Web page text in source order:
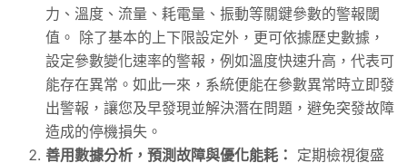
力、溫度、流量、耗電量、振動等關鍵參數的警報閾
值。 除了基本的上下限設定外，更可依據歷史數據，
設定參數變化速率的警報，例如溫度快速升高，代表可
能存在異常。如此一來，系統便能在參數異常時立即發
出警報，讓您及早發現並解決潛在問題，避免突發故障
造成的停機損失。
善用數據分析，預測故障與優化能耗： 定期檢視復盛